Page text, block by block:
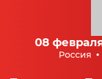
08
Россия